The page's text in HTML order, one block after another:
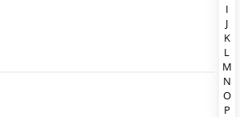
I
J
K
L
M
N
O
P